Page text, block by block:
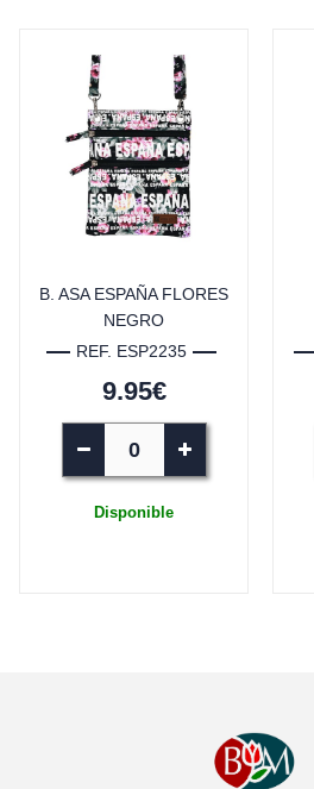
B. ASA ESPAÑA FLORES
NEGRO
REF. ESP2235
9.95€
Disponible